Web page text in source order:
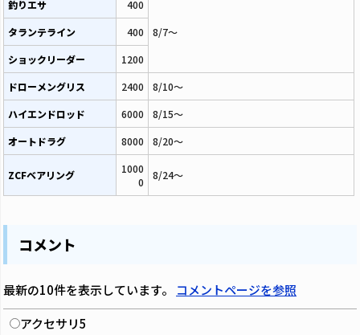
釣りエサ
400
8/7～
タランテライン
400
ショックリーダー
1200
ドローメングリス
2400
8/10～
ハイエンドロッド
6000
8/15～
オートドラグ
8000 8/20～
ZCFベアリング
1000
0
8/24～
コメント
最新の10件を表示しています。 コメントページを参照
アクセサリ5